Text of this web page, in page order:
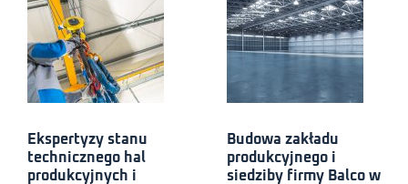
Ekspertyzy stanu
technicznego hal
produkcyjnych i
Budowa zakładu
produkcyjnego i
siedziby firmy Balco w